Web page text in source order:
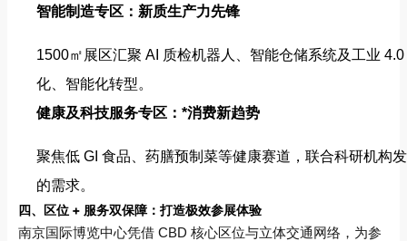
智能制造专区：新质生产力先锋
1500㎡展区汇聚 AI 质检机器人、智能仓储系统及工业
化、智能化转型。
健康及科技服务专区：*消费新趋势
聚焦低 GI 食品、药膳预制菜等健康赛道，联合科研机构
的需求。
四、区位 + 服务双保障：打造极效参展体验
南京国际博览中心凭借 CBD 核心区位与立体交通网络，为参